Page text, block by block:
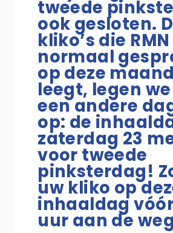
tweede
ook gesloten.
kliko’s die RMN
normaal
op deze
leegt, legen
een andere
op: de
zaterdag 23
voor tweede
pinksterdag!
uw kliko op
inhaaldag
uur aan de